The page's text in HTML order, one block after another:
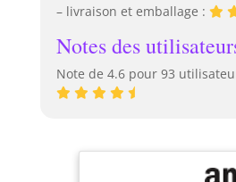
– livraison et emballage :
Notes des
Note de 4.6 pour 93